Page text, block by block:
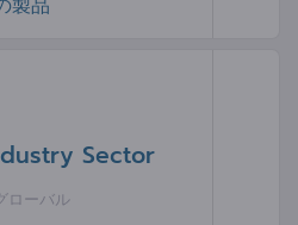
Sector
ローバル